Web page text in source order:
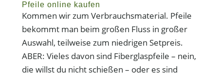
Pfeile online kaufen
Kommen wir zum Verbrauchsmaterial. Pfeile
bekommt man beim großen Fluss in großer
Auswahl, teilweise zum niedrigen Setpreis.
ABER: Vieles davon sind Fiberglaspfeile – nein,
die willst du nicht schießen – oder es sind